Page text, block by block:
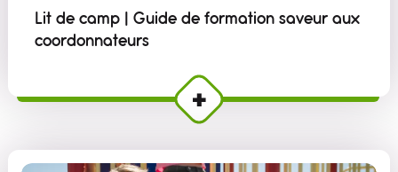
Lit de camp | Guide de formation saveur aux
coordonnateurs